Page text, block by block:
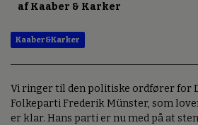
af Kaaber & Karker
Kaaber&Karker
Vi ringer til den politiske ordfører for
Folkeparti Frederik Münster, som
er klar. Hans parti er nu med på at